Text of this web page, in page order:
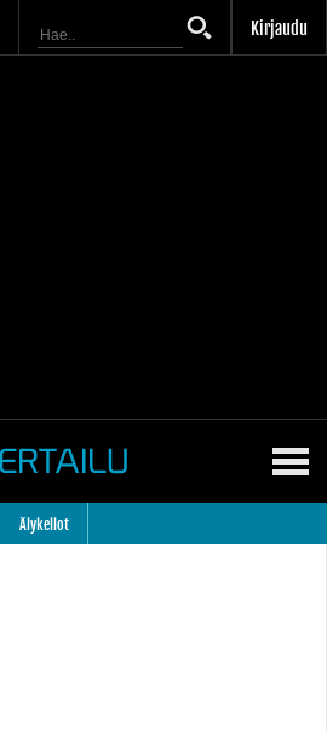
Kirjaudu
Älykellot